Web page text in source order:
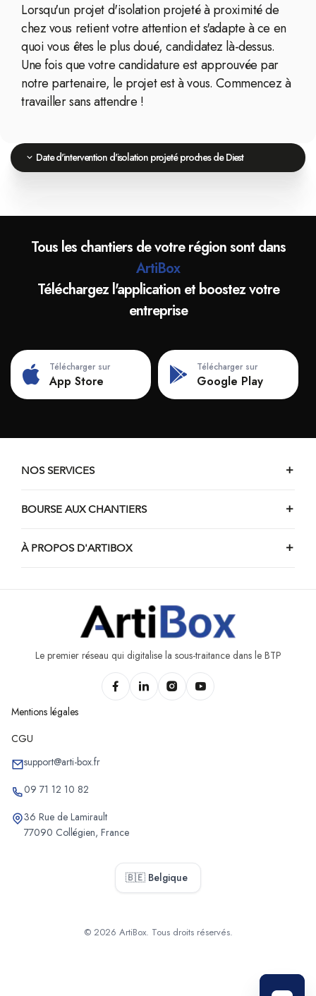
Lorsqu'un projet d'isolation projeté à proximité de
chez vous retient votre attention et s'adapte à ce en
quoi vous êtes le plus doué, candidatez là-dessus.
Une fois que votre candidature est approuvée par
notre partenaire, le projet est à vous. Commencez à
travailler sans attendre !
Date d'intervention d'isolation projeté proches de Diest
Tous les chantiers de votre région sont dans
ArtiBox
Téléchargez l'application et boostez votre
entreprise
Télécharger sur
App Store
Télécharger sur
Google Play
NOS SERVICES
BOURSE AUX CHANTIERS
À PROPOS D'ARTIBOX
Le premier réseau qui digitalise la sous-traitance dans le BTP
Mentions légales
CGU
support@arti-box.fr
09 71 12 10 82
36 Rue de Lamirault
77090 Collégien, France
🇧🇪 Belgique
© 2026 ArtiBox. Tous droits réservés.